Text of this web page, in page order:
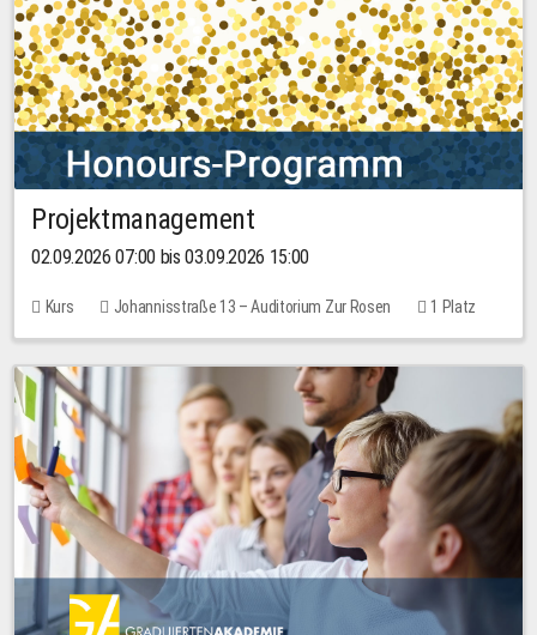
Projektmanagement
02.09.2026 07:00 bis 03.09.2026 15:00
Kurs Johannisstraße 13 – Auditorium Zur Rosen 1 Platz